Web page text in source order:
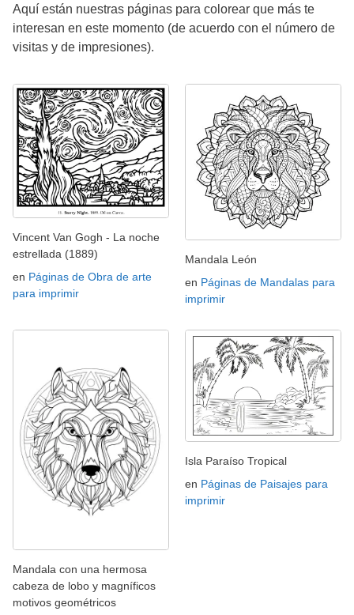
Aquí están nuestras páginas para colorear que más te
interesan en este momento (de acuerdo con el número de
visitas y de impresiones).
Vincent Van Gogh - La noche
estrellada (1889)
en Páginas de Obra de arte
para imprimir
Mandala León
en Páginas de Mandalas para
imprimir
Mandala con una hermosa
cabeza de lobo y magníficos
motivos geométricos
Isla Paraíso Tropical
en Páginas de Paisajes para
imprimir